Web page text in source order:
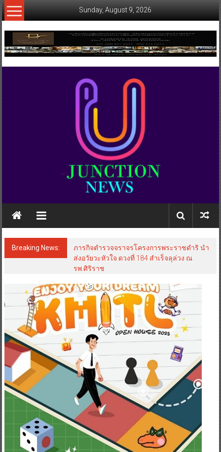
Skip
to
Sunday, August 9, 2026
www.ujunctionnews.com
เว็บ
ข่าว
Breaking News:
ภารกิจตำรวจจราจรโครงการพระราชดำริ นำ
ส่งอวัยวะหัวใจ ดวงที่ 184 สำเร็จลุล่วง ณ
รพ.ศิริราช